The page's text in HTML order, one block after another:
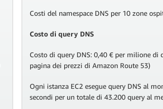
Costi del namespace DNS per 10 zone
Costo di query DNS
Costo di query DNS: 0,40 € per milione
pagina dei prezzi di Amazon Route 53)
Ogni istanza EC2 esegue query DNS al
secondi per un totale di 43.200 query al